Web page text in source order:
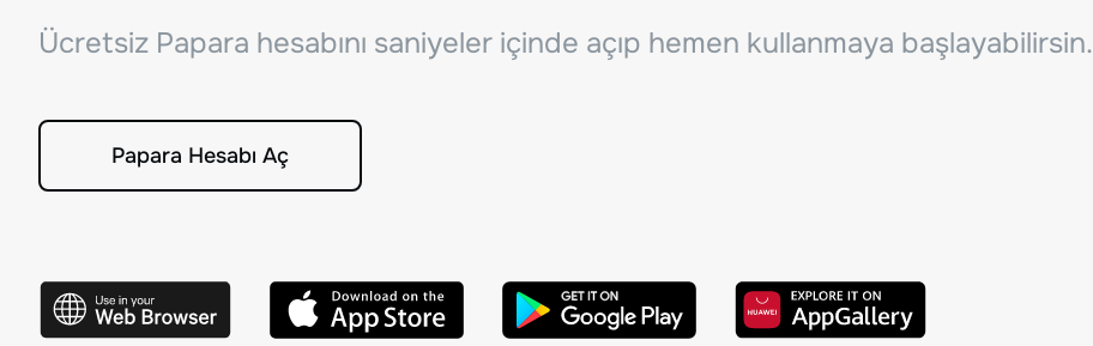
Ücretsiz Papara hesabını saniyeler içinde açıp hemen kullanmaya başlayabilirsin.
Papara Hesabı Aç